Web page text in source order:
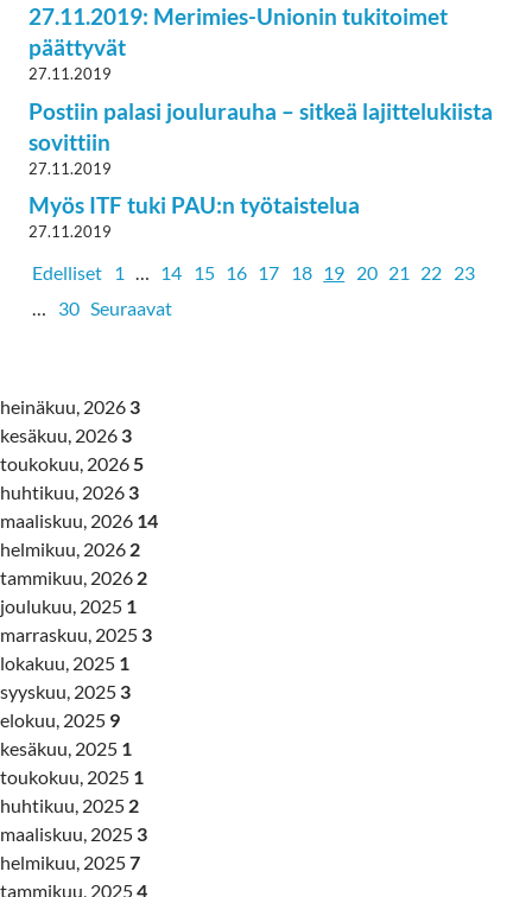
27.11.2019: Merimies-Unionin tukitoimet
päättyvät
27.11.2019
Postiin palasi joulurauha – sitkeä lajittelukiista
sovittiin
27.11.2019
Myös ITF tuki PAU:n työtaistelua
27.11.2019
Edelliset 1 14 15 16 17 18 19 20 21 22 23
…
30 Seuraavat
heinäkuu, 2026 3
kesäkuu, 2026 3
toukokuu, 20265
huhtikuu, 2026 3
maaliskuu, 2026 14
helmikuu, 2026 2
tammikuu, 2026 2
joulukuu, 2025 1
marraskuu, 2025 3
lokakuu, 2025 1
syyskuu, 2025 3
elokuu, 2025 9
kesäkuu, 2025 1
toukokuu, 2025 1
huhtikuu, 2025 2
maaliskuu, 2025 3
helmikuu, 20257
tammikuu, 20254